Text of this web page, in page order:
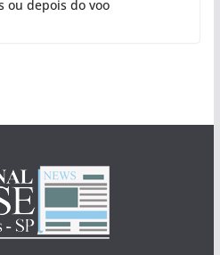
ou depois do voo